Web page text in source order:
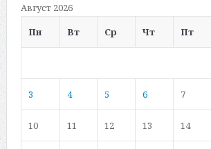
Август 2026
Пн
Вт Ср Чт Пт
3 4 5 6 7
10 11 12 13 14